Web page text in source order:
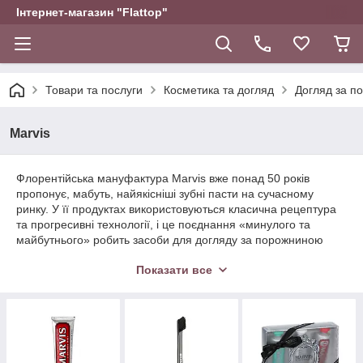
Інтернет-магазин "Flattop"
Товари та послуги Косметика та догляд Догляд за
Marvis
Флорентійська мануфактура Marvis вже понад 50 років
пропонує, мабуть, найякісніші зубні пасти на сучасному
ринку. У її продуктах використовуються класична рецептура
та прогресивні технології, і це поєднання «минулого та
майбутнього» робить засоби для догляду за порожниною
спеціальним інгредієнтам зубні пасти Marvis мають стійкий
Бренд Marvis був заснований у середині минулого століття як
сімейна мануфактура, проте досить швидко зарекомендував
себе як виробника по-справжньому ефективних та якісних
Показати все